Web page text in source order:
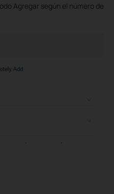
Agregar según el número de